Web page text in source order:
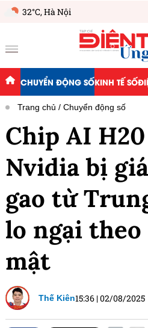
32°C,Hà Nội
CHUYỂN ĐỘNG SỐKINH TẾ SỐ
Trang chủ Chuyển động số
Chip AI
Nvidia bị
gao từ
lo ngại theo
mật
Thế Kiên15:36 |02/08/2025